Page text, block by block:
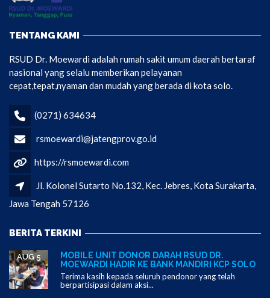
TENTANG KAMI
RSUD Dr. Moewardi adalah rumah sakit umum daerah bertaraf
nasional yang selalu memberikan pelayanan
cepat,tepat,nyaman dan mudah yang berada di kota solo.
(0271) 634634
rsmoewardi@jatengprov.go.id
https://rsmoewardi.com
Jl. Kolonel Sutarto No.132, Kec. Jebres, Kota Surakarta,
Jawa Tengah 57126
BERITA TERKINI
MOBILE UNIT DONOR DARAH RSUD DR.
MOEWARDI HADIR KE BANK MANDIRI KCP SOLO
AUG 5
Terima kasih kepada seluruh pendonor yang telah
berpartisipasi dalam aksi...